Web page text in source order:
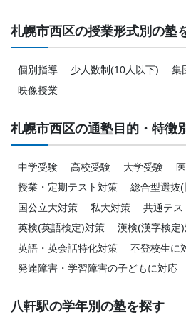
札幌市西区の授業形式別の塾
個別指導 少人数制(10人以下) 集
映像授業
札幌市西区の通塾目的・特徴
中学受験 高校受験 大学受験
授業・定期テスト対策
総合型選抜
国公立大対策
私大対策
共通テス
英検(英語検定)対策
漢検(漢字検定
英語・英会話特化対策
不登校生に
発達障害・学習障害の子どもに対応
八軒駅の学年別の塾を探す